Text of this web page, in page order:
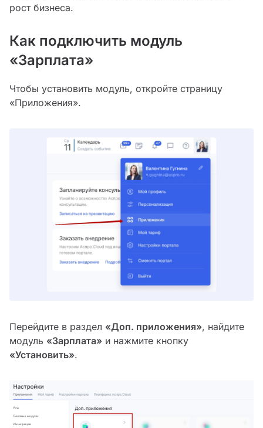
рост бизнеса.
Как подключить модуль
«Зарплата»
Чтобы установить модуль, откройте страницу
«Приложения».
Перейдите в раздел «Доп. приложения», найдите
модуль «Зарплата» и нажмите кнопку
«Установить».